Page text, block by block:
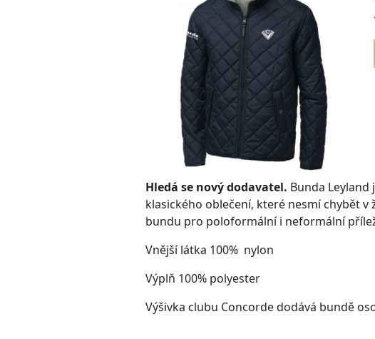
Hledá se nový dodavatel. Bunda
klasického oblečení, které nesmí chybět
bundu pro poloformální i neformální
Vnější látka 100% nylon
Výplň 100% polyester
Výšivka clubu Concorde dodává bundě